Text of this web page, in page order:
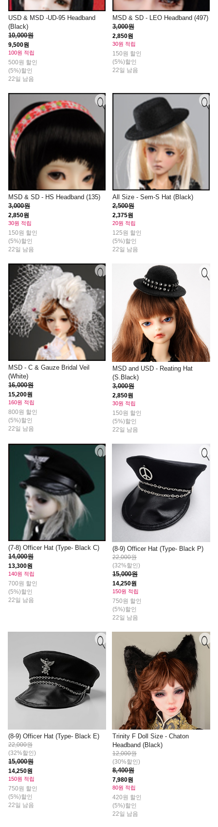
USD & MSD -UD-95 Headband
(Black)
10,000원
9,500원
100원 적립
500원 할인
(5%)할인
22일 남음
MSD & SD - LEO Headband (497)
3,000원
2,850원
30원 적립
150원 할인
(5%)할인
22일 남음
MSD & SD - HS Headband (135)
3,000원
2,850원
30원 적립
150원 할인
(5%)할인
22일 남음
All Size - Sem-S Hat (Black)
2,500원
2,375원
20원 적립
125원 할인
(5%)할인
22일 남음
MSD - C & Gauze Bridal Veil
(White)
16,000원
15,200원
160원 적립
800원 할인
(5%)할인
22일 남음
MSD and USD - Reating Hat
(S.Black)
3,000원
2,850원
30원 적립
150원 할인
(5%)할인
22일 남음
(7-8) Officer Hat (Type- Black C)
14,000원
13,300원
140원 적립
700원 할인
(5%)할인
22일 남음
(8-9) Officer Hat (Type- Black P)
22,000원
(32%할인)
15,000원
14,250원
150원 적립
750원 할인
(5%)할인
22일 남음
(8-9) Officer Hat (Type- Black E)
22,000원
(32%할인)
15,000원
14,250원
150원 적립
750원 할인
(5%)할인
22일 남음
Trinity F Doll Size - Chaton
Headband (Black)
12,000원
(30%할인)
8,400원
7,980원
80원 적립
420원 할인
(5%)할인
22일 남음